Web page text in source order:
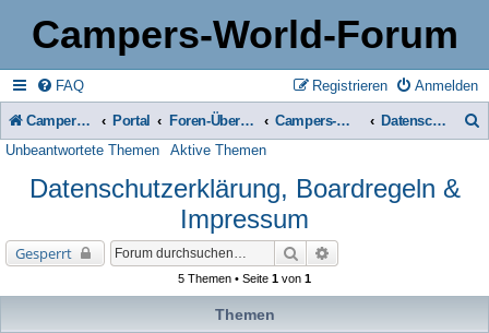
Campers-World-Forum
FAQ Anmelden
Registrieren
Campers-World-Forum Portal Foren-Übersicht Campers-World-Forum Intern Datenschutzerklärung, Boardregeln & Impressum
Unbeantwortete Themen Aktive Themen
Datenschutzerklärung, Boardregeln &
Impressum
Gesperrt Suche
5 Themen • Seite 1 von 1
Themen